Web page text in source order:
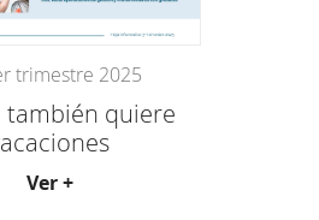
trimestre 2025
también quiere
Ver +